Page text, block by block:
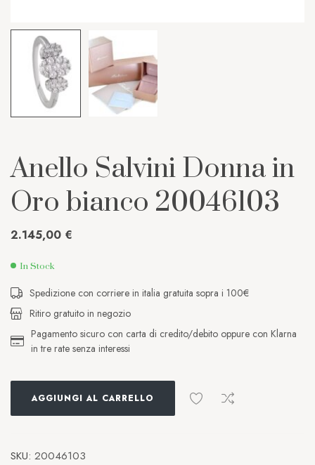
Anello Salvini Donna in
Oro bianco 20046103
2.145,00 €
In Stock
Spedizione con corriere in italia gratuita sopra i 100€
Ritiro gratuito in negozio
Pagamento sicuro con carta di credito/debito oppure con Klarna
in tre rate senza interessi
AGGIUNGI AL CARRELLO
SKU: 20046103